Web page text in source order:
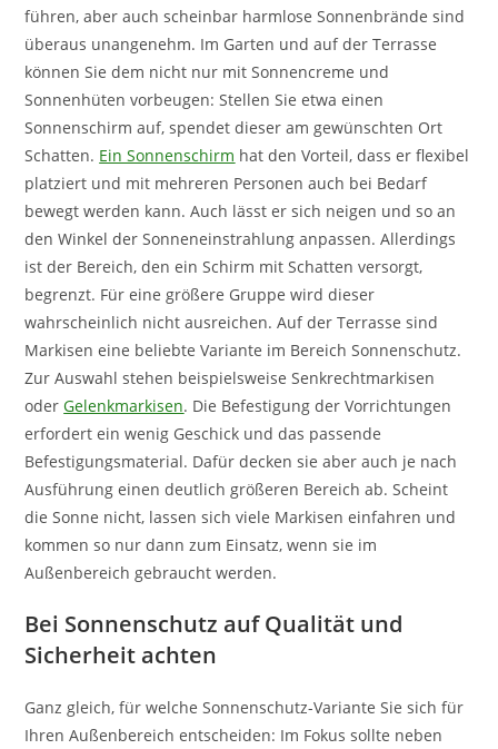
führen, aber auch scheinbar harmlose Sonnenbrände sind
überaus unangenehm. Im Garten und auf der Terrasse
können Sie dem nicht nur mit Sonnencreme und
Sonnenhüten vorbeugen: Stellen Sie etwa einen
Sonnenschirm auf, spendet dieser am gewünschten Ort
Schatten. Ein Sonnenschirm hat den Vorteil, dass er flexibel
platziert und mit mehreren Personen auch bei Bedarf
bewegt werden kann. Auch lässt er sich neigen und so an
den Winkel der Sonneneinstrahlung anpassen. Allerdings
ist der Bereich, den ein Schirm mit Schatten versorgt,
begrenzt. Für eine größere Gruppe wird dieser
wahrscheinlich nicht ausreichen. Auf der Terrasse sind
Markisen eine beliebte Variante im Bereich Sonnenschutz.
Zur Auswahl stehen beispielsweise Senkrechtmarkisen
oderGelenkmarkisen. Die Befestigung der Vorrichtungen
erfordert ein wenig Geschick und das passende
Befestigungsmaterial. Dafür decken sie aber auch je nach
Ausführung einen deutlich größeren Bereich ab. Scheint
die Sonne nicht, lassen sich viele Markisen einfahren und
kommen so nur dann zum Einsatz, wenn sie im
Außenbereich gebraucht werden.
Bei Sonnenschutz auf Qualität und
Sicherheit achten
Ganz gleich, für welche Sonnenschutz-Variante Sie sich für
Ihren Außenbereich entscheiden: Im Fokus sollte neben